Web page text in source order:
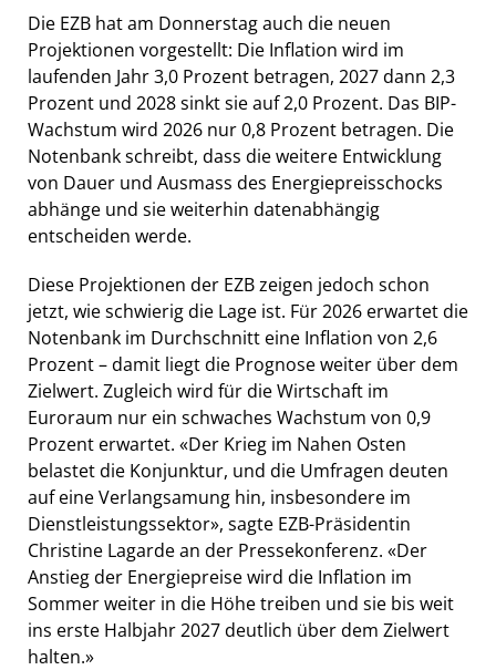
Die EZB hat am Donnerstag auch die neuen
Projektionen vorgestellt: Die Inflation wird im
laufenden Jahr 3,0 Prozent betragen, 2027 dann 2,3
Prozent und 2028 sinkt sie auf 2,0 Prozent. Das BIP-
Wachstum wird 2026 nur 0,8 Prozent betragen. Die
Notenbank schreibt, dass die weitere Entwicklung
von Dauer und Ausmass des Energiepreisschocks
abhänge und sie weiterhin datenabhängig
entscheiden werde.
Diese Projektionen der EZB zeigen jedoch schon
jetzt, wie schwierig die Lage ist. Für 2026 erwartet die
Notenbank im Durchschnitt eine Inflation von 2,6
Prozent – damit liegt die Prognose weiter über dem
Zielwert. Zugleich wird für die Wirtschaft im
Euroraum nur ein schwaches Wachstum von 0,9
Prozent erwartet. «Der Krieg im Nahen Osten
belastet die Konjunktur, und die Umfragen deuten
auf eine Verlangsamung hin, insbesondere im
Dienstleistungssektor», sagte EZB-Präsidentin
Christine Lagarde an der Pressekonferenz. «Der
Anstieg der Energiepreise wird die Inflation im
Sommer weiter in die Höhe treiben und sie bis weit
ins erste Halbjahr 2027 deutlich über dem Zielwert
halten.»